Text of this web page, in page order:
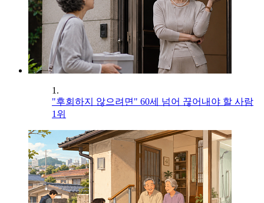
1.
"후회하지 않으려면" 60세 넘어 끊어내야 할 사람
1위